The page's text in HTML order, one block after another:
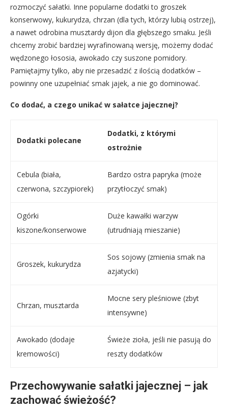
rozmoczyć sałatki. Inne popularne dodatki to groszek
konserwowy, kukurydza, chrzan (dla tych, którzy lubią ostrzej),
a nawet odrobina musztardy dijon dla głębszego smaku. Jeśli
chcemy zrobić bardziej wyrafinowaną wersję, możemy dodać
wędzonego łososia, awokado czy suszone pomidory.
Pamiętajmy tylko, aby nie przesadzić z ilością dodatków –
powinny one uzupełniać smak jajek, a nie go dominować.
Co dodać, a czego unikać w sałatce jajecznej?
Dodatki polecane
Dodatki, z którymi
ostrożnie
Cebula (biała,
czerwona, szczypiorek)
Bardzo ostra papryka (może
przytłoczyć smak)
Ogórki
kiszone/konserwowe
Duże kawałki warzyw
(utrudniają mieszanie)
Groszek, kukurydza
Sos sojowy (zmienia smak na
azjatycki)
Chrzan, musztarda
Mocne sery pleśniowe (zbyt
intensywne)
Awokado (dodaje
kremowości)
Świeże zioła, jeśli nie pasują do
reszty dodatków
Przechowywanie sałatki jajecznej – jak
zachować świeżość?